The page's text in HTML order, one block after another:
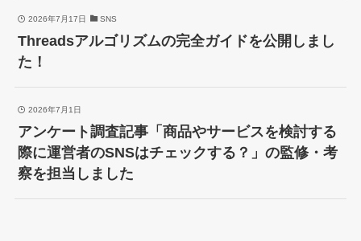
2026年7月17日 SNS
Threadsアルゴリズムの完全ガイドを公開しまし
た！
2026年7月1日
アンケート調査記事「商品やサービスを検討する
際に運営者のSNSはチェックする？」の監修・考
察を担当しました